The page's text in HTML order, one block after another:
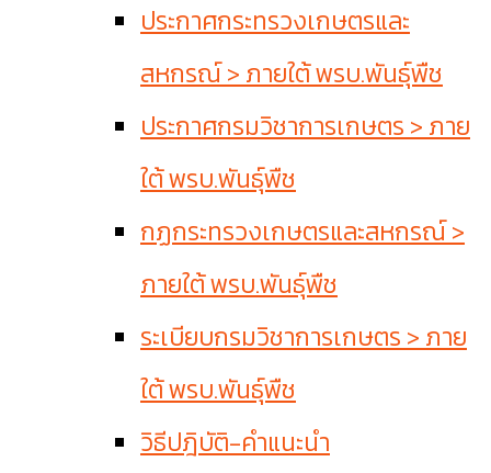
ประกาศกระทรวงเกษตรและ
สหกรณ์ > ภายใต้ พรบ.พันธุ์พืช
ประกาศกรมวิชาการเกษตร > ภาย
ใต้ พรบ.พันธุ์พืช
กฏกระทรวงเกษตรและสหกรณ์ >
ภายใต้ พรบ.พันธุ์พืช
ระเบียบกรมวิชาการเกษตร > ภาย
ใต้ พรบ.พันธุ์พืช
วิธีปฎิบัติ-คำแนะนำ